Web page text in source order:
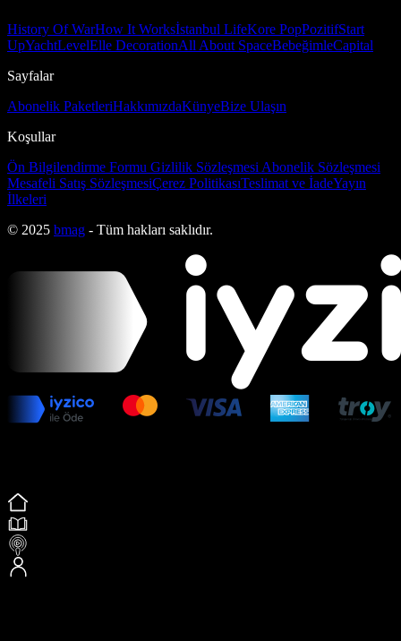
History Of WarHow It Worksİstanbul LifeKore PopPozitifStart
UpYachtLevelElle DecorationAll About SpaceBebeğimleCapital
Sayfalar
Abonelik PaketleriHakkımızdaKünyeBize Ulaşın
Koşullar
Ön Bilgilendirme Formu Gizlilik Sözleşmesi Abonelik Sözleşmesi
Mesafeli Satış SözleşmesiÇerez PolitikasıTeslimat ve İadeYayın
İlkeleri
© 2025 bmag - Tüm hakları saklıdır.